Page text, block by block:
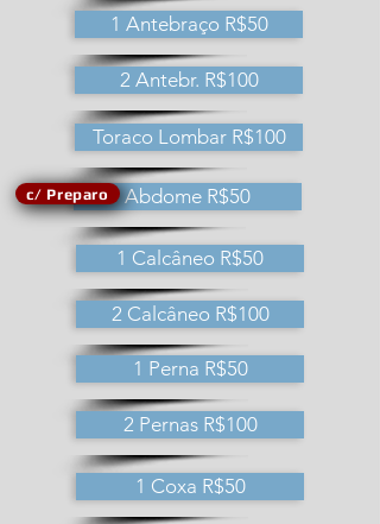
1 Antebraço R$50
2 Antebr. R$100
Toraco Lombar R$100
Abdome R$50
c/ Preparo
1 Calcâneo R$50
2 Calcâneo R$100
1 Perna R$50
2 Pernas R$100
1 Coxa R$50